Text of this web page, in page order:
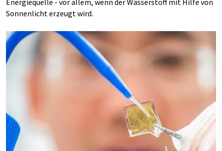
Energiequelle - vor allem, wenn der Wasserstoff mit Hilfe von
Sonnenlicht erzeugt wird.